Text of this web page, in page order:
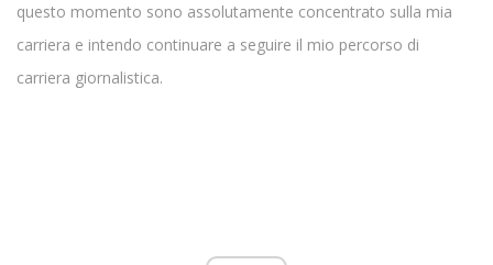
questo momento sono assolutamente concentrato sulla mia
carriera e intendo continuare a seguire il mio percorso di
carriera giornalistica.